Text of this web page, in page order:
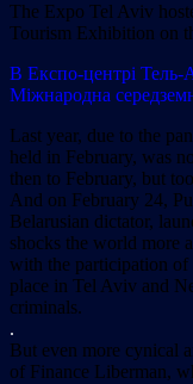
The Expo Tel Aviv
Tourism Exhibition on
В Експо-центрі Тель-
Міжнародна
Last year, due to the
held in February, was
then to February, but
And on February 24,
Belarusian dictator,
shocks the world more
with the participation of
place in Tel Aviv and
criminals.
.
But even more cynical
of Finance Liberman,